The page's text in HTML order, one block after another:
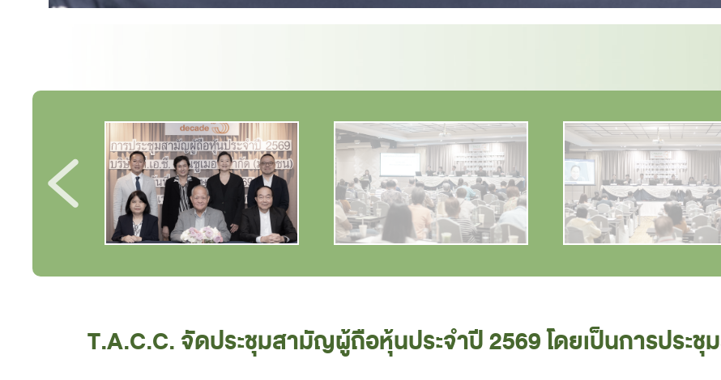
T.A.C.C. จัดประชุมสามัญผู้ถือหุ้นประจำปี 2569 โดยเป็นการประชุ